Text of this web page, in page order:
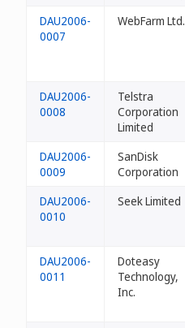
DAU2006-
0007
WebFarm Ltd.
DAU2006-
0008
Telstra
Corporation
Limited
DAU2006-
0009
SanDisk
Corporation
DAU2006-
0010
Seek Limited
DAU2006-
0011
Doteasy
Technology,
Inc.